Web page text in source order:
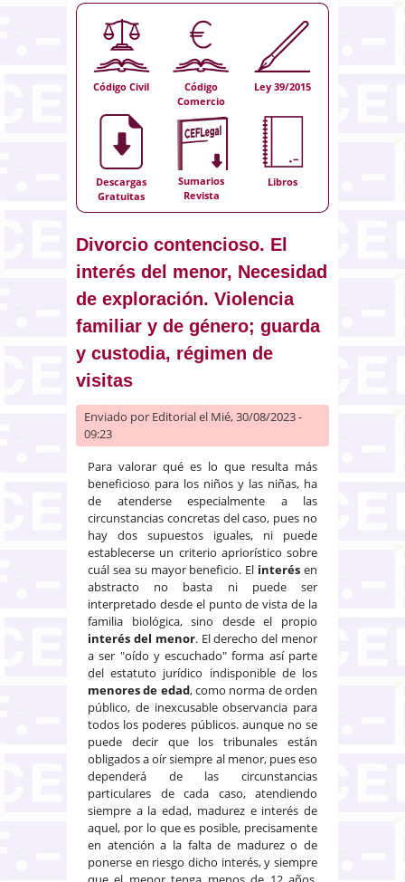
Código Civil
Código
Comercio
Ley 39/2015
Descargas
Gratuitas
Sumarios
Revista
Libros
Divorcio contencioso. El
interés del menor, Necesidad
de exploración. Violencia
familiar y de género; guarda
y custodia, régimen de
visitas
Enviado por Editorialel Mié, 30/08/2023 -
09:23
Para valorar qué es lo que resulta más
beneficioso para los niños y las niñas, ha
de atenderse especialmente a las
circunstancias concretas del caso, pues no
hay dos supuestos iguales, ni puede
establecerse un criterio apriorístico sobre
cuál sea su mayor beneficio. El interés en
abstracto no basta ni puede ser
interpretado desde el punto de vista de la
familia biológica, sino desde el propio
interés del menor. El derecho del menor
a ser "oído y escuchado" forma así parte
del estatuto jurídico indisponible de los
menores de edad, como norma de orden
público, de inexcusable observancia para
todos los poderes públicos. aunque no se
puede decir que los tribunales están
obligados a oír siempre al menor, pues eso
dependerá de las circunstancias
particulares de cada caso, atendiendo
siempre a la edad, madurez e interés de
aquel, por lo que es posible, precisamente
en atención a la falta de madurez o de
ponerse en riesgo dicho interés, y siempre